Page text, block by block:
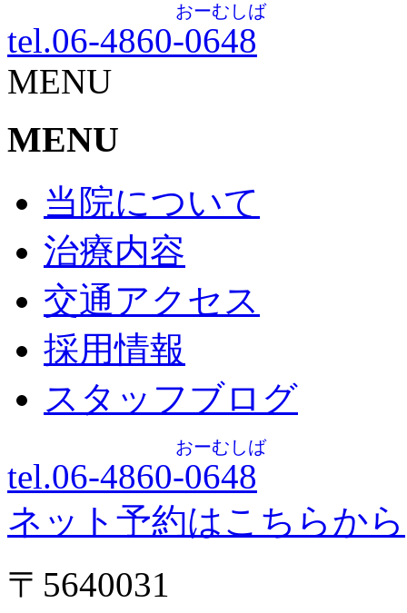
tel.06-4860-0648
おーむしば
MENU
MENU
当院について
治療内容
交通アクセス
採用情報
スタッフブログ
tel.06-4860-0648
おーむしば
ネット予約はこちらから
〒5640031